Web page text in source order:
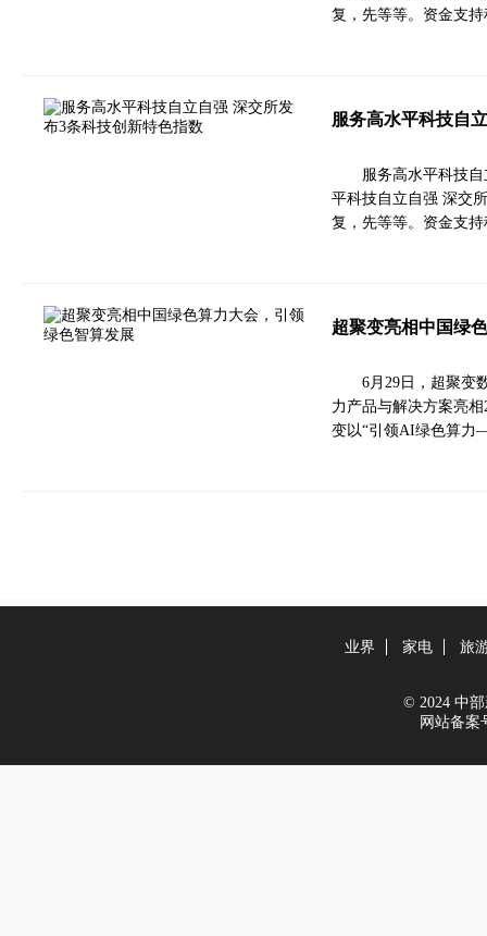
复，先等等。资金支
服务高水平科技自
服务高水平科技
平科技自立自强 深交
复，先等等。资金支
超聚变亮相中国绿
6月29日，超聚变
力产品与解决方案亮
变以“引领AI绿色算
业界 家电 旅
© 2024 中部
网站备案